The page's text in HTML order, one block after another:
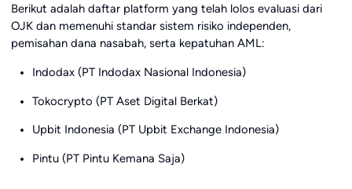
Berikut adalah daftar platform yang telah lolos evaluasi dari
OJK dan memenuhi standar sistem risiko independen,
pemisahan dana nasabah, serta kepatuhan AML:
Indodax (PT Indodax Nasional Indonesia)
Tokocrypto (PT Aset Digital Berkat)
Upbit Indonesia (PT Upbit Exchange Indonesia)
Pintu (PT Pintu Kemana Saja)